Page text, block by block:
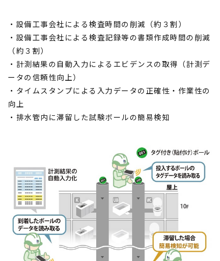
・設備工事会社による検査時間の削減（約３割）
・設備工事会社による検査記録等の書類作成時間の削減
（約３割）
・計測結果の自動入力によるエビデンスの取得（計測デ
ータの信頼性向上）
・タイムスタンプによる入力データの正確性・作業性の
向上
・排水管内に滞留した試験ボールの簡易検知